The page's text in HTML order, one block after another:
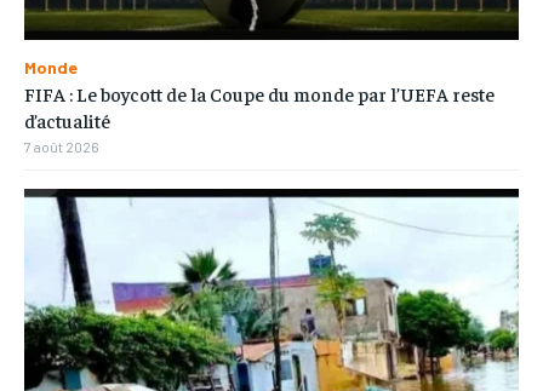
Monde
FIFA : Le boycott de la Coupe du monde par l’UEFA reste
d’actualité
7 août 2026